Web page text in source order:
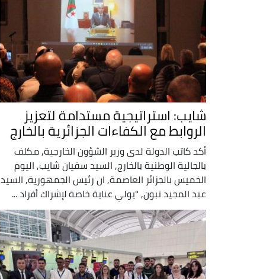
شايب: استراتيجية مستدامة لتعزيز
الروابط مع الكفاءات الجزائرية بالخارج
أكد كاتب الدولة لدى وزير الشؤون الخارجية, مكلف
بالجالية الوطنية بالخارج, السيد سفيان شايب, اليوم
الخميس بالجزائر العاصمة, ان رئيس الجمهورية, السيد
عبد المجيد تبون, "يولي عناية خاصة لإشراك أفراد ...